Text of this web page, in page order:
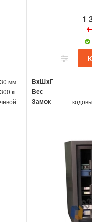
мм
кг
1
1
ВxШxГ
Вес
Замок